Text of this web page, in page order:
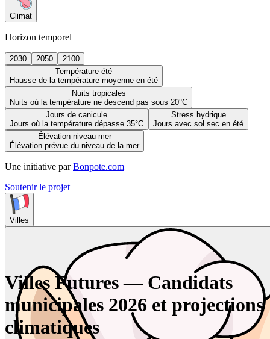
Climat
Horizon temporel
2030 2050
2100
Température été
Hausse de la température moyenne en été
Nuits tropicales
Nuits où la température ne descend pas sous 20°C
Jours de canicule
Jours où la température dépasse 35°C
Stress hydrique
Jours avec sol sec en été
Élévation niveau mer
Élévation prévue du niveau de la mer
Une initiative par Bonpote.com
Soutenir le projet
Villes
Villes Futures — Candidats
municipales 2026 et projections
climatiques